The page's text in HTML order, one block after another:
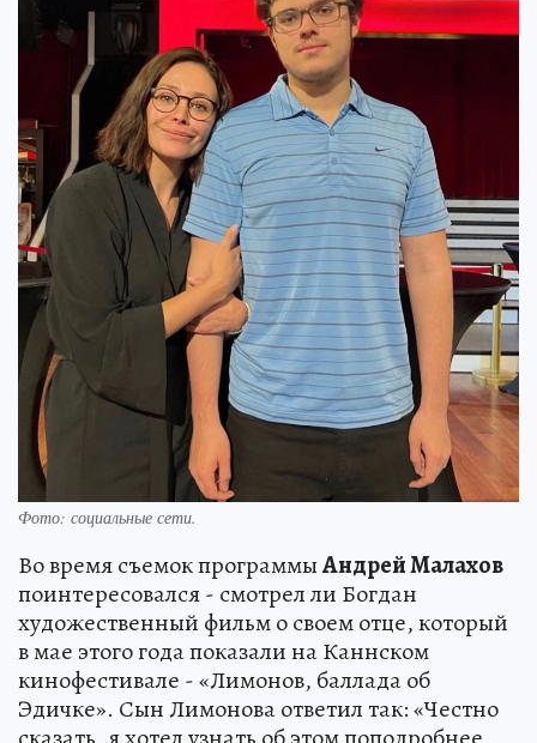
Фото: социальные сети.
Во время съемок программыАндрей Малахов
поинтересовался - смотрел ли Богдан
художественный фильм о своем отце, который
в мае этого года показали на Каннском
кинофестивале - «Лимонов, баллада об
Эдичке». Сын Лимонова ответил так: «Честно